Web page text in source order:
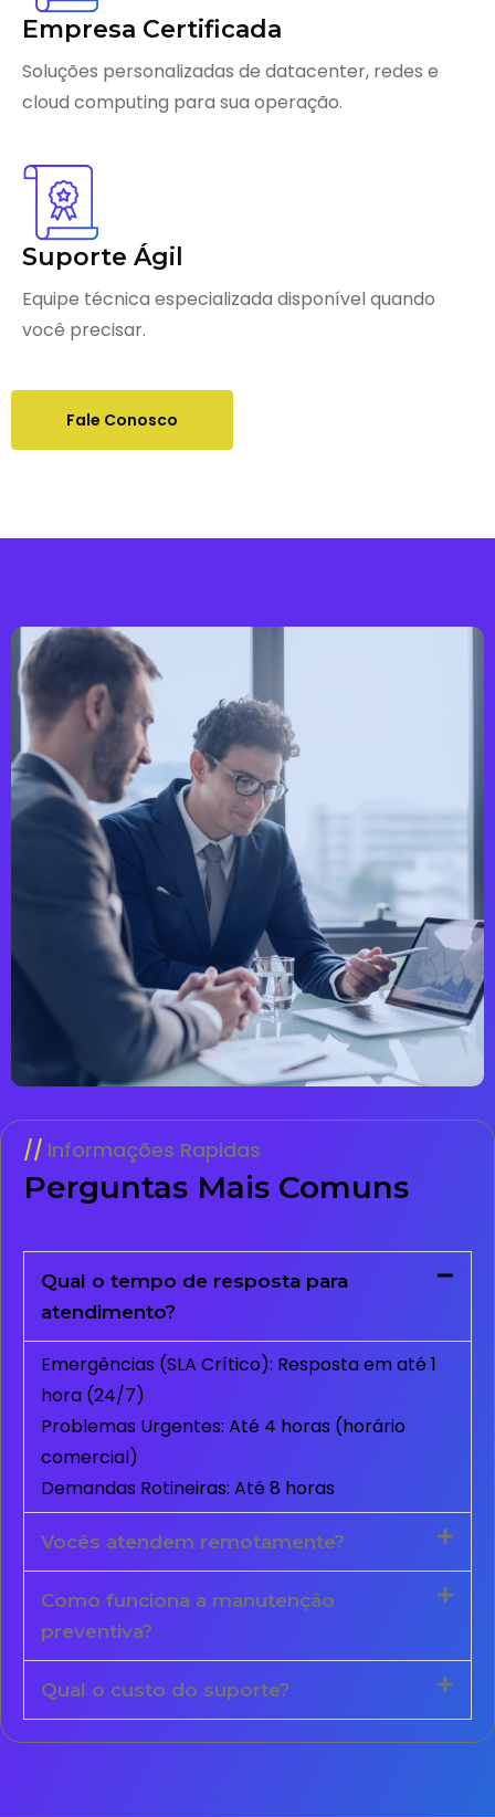
Empresa Certificada
Soluções personalizadas de datacenter, redes e
cloud computing para sua operação.
Suporte Ágil
Equipe técnica especializada disponível quando
você precisar.
Fale Conosco
Informações Rapidas
Perguntas Mais Comuns
Qual o tempo de resposta para
atendimento?
Emergências (SLA Crítico): Resposta em até 1
hora (24/7)
Problemas Urgentes: Até 4 horas (horário
comercial)
Demandas Rotineiras: Até 8 horas
Vocês atendem remotamente?
Como funciona a manutenção
preventiva?
Qual o custo do suporte?